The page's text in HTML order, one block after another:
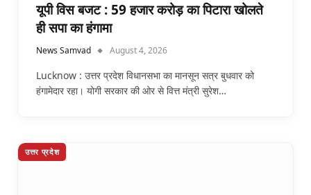
यूपी विस बजट : 59 हजार करोड़ का पिटारा खोलते
ही सपा का हंगामा
News Samvad August 4, 2026
Lucknow : उत्तर प्रदेश विधानसभा का मानसून सत्र बुधवार को
हंगामेदार रहा। योगी सरकार की ओर से वित्त मंत्री सुरेश…
उत्तर प्रदेश